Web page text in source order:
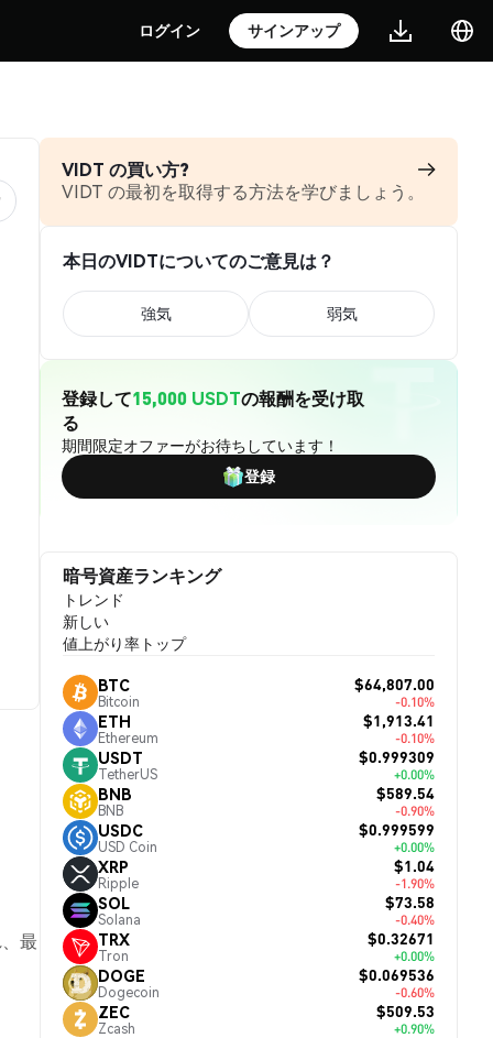
ログイン サインアップ
最
VIDT の買い方?
VIDT の最初を取得する方法を学びましょう。
本日のVIDTについてのご意見は？
強気 弱気
登録して15,000 USDTの報酬を受け取
る
期間限定オファーがお待ちしています！
登録
暗号資産ランキング
トレンド
新しい
値上がり率トップ
BTC
Bitcoin
$64,807.00
-0.10%
ETH
Ethereum
$1,913.41
-0.10%
USDT
TetherUS
$0.999309
+0.00%
BNB
BNB
$589.54
-0.90%
USDC
USD Coin
$0.999599
+0.00%
XRP
Ripple
$1.04
-1.90%
SOL
Solana
$73.58
-0.40%
TRX
Tron
$0.32671
+0.00%
DOGE
Dogecoin
$0.069536
-0.60%
ZEC
Zcash
$509.53
+0.90%